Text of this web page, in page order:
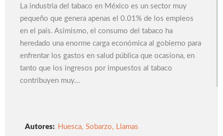
La industria del tabaco en México es un sector muy
pequeño que genera apenas el 0.01% de los empleos
en el país. Asimismo, el consumo del tabaco ha
heredado una enorme carga económica al gobierno para
enfrentar los gastos en salud pública que ocasiona, en
tanto que los ingresos por impuestos al tabaco
contribuyen muy...
Autores: Huesca, Sobarzo, Llamas